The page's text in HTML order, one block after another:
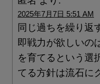
2025年7月7日 5:51 AM
同じ過ちを繰り返
即戦力が欲しいの
を育てるという選
てる方針は流石に